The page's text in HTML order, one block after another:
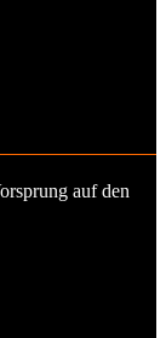
auf den